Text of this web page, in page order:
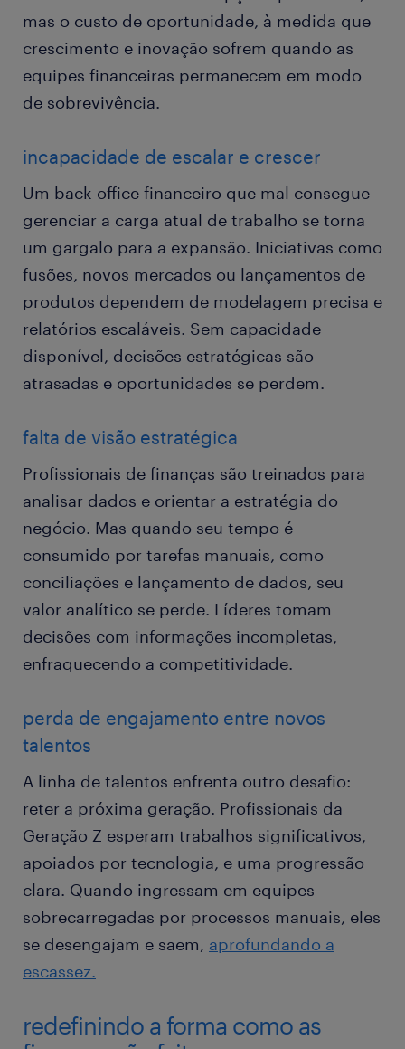
mas o custo de oportunidade, à medida que
crescimento e inovação sofrem quando as
equipes financeiras permanecem em modo
de sobrevivência.
incapacidade de escalar e crescer
Um back office financeiro que mal consegue
gerenciar a carga atual de trabalho se torna
um gargalo para a expansão. Iniciativas como
fusões, novos mercados ou lançamentos de
produtos dependem de modelagem precisa e
relatórios escaláveis. Sem capacidade
disponível, decisões estratégicas são
atrasadas e oportunidades se perdem.
falta de visão estratégica
Profissionais de finanças são treinados para
analisar dados e orientar a estratégia do
negócio. Mas quando seu tempo é
consumido por tarefas manuais, como
conciliações e lançamento de dados, seu
valor analítico se perde. Líderes tomam
decisões com informações incompletas,
enfraquecendo a competitividade.
perda de engajamento entre novos
talentos
A linha de talentos enfrenta outro desafio:
reter a próxima geração. Profissionais da
Geração Z esperam trabalhos significativos,
apoiados por tecnologia, e uma progressão
clara. Quando ingressam em equipes
sobrecarregadas por processos manuais, eles
se desengajam e saem, aprofundando a
escassez.
redefinindo a forma como as